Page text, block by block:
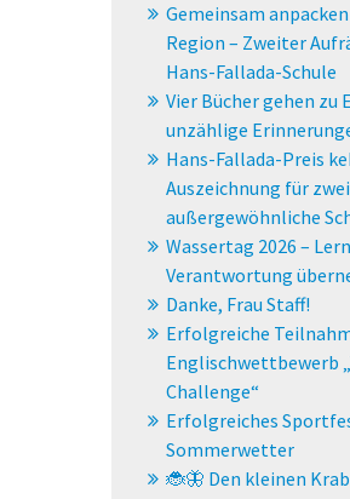
Gemeinsam
Region – Zweiter
Hans-Fallada-Schule
Vier Bücher gehen zu
unzählige
Hans-Fallada-Preis
Auszeichnung für zwei
außergewöhnliche
Wassertag 2026 –
Verantwortung
Danke, Frau Staff!
Erfolgreiche
Englischwettbewerb
Challenge“
Erfolgreiches
Sommerwetter
🐞🦋 Den kleinen